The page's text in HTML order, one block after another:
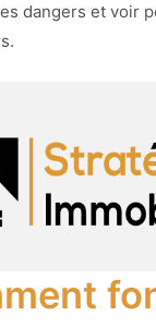
dangers et voir